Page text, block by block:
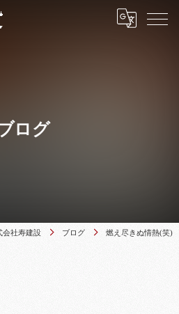
ログ
会社寿建設 ブログ 燃え尽きぬ情熱(笑)